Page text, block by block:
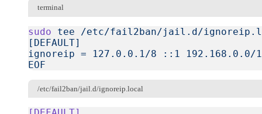
terminal
sudo tee /etc/fail2ban/jail.d/
[DEFAULT]
ignoreip = 127.0.0.1/8 ::1 192.168.0.0/
EOF
/etc/fail2ban/jail.d/ignoreip.local